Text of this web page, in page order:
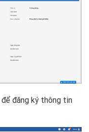
để đăng ký thông tin